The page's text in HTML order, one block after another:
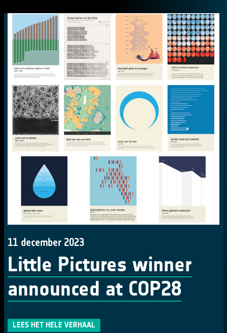
11 december 2023
Little Pictures winner
announced at COP28
LEES HET HELE VERHAAL